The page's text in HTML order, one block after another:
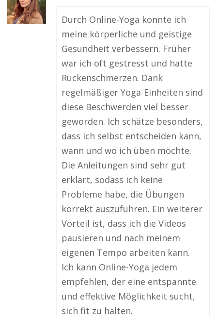
Durch Online-Yoga konnte ich
meine körperliche und geistige
Gesundheit verbessern. Früher
war ich oft gestresst und hatte
Rückenschmerzen. Dank
regelmäßiger Yoga-Einheiten sind
diese Beschwerden viel besser
geworden. Ich schätze besonders,
dass ich selbst entscheiden kann,
wann und wo ich üben möchte.
Die Anleitungen sind sehr gut
erklärt, sodass ich keine
Probleme habe, die Übungen
korrekt auszuführen. Ein weiterer
Vorteil ist, dass ich die Videos
pausieren und nach meinem
eigenen Tempo arbeiten kann.
Ich kann Online-Yoga jedem
empfehlen, der eine entspannte
und effektive Möglichkeit sucht,
sich fit zu halten.